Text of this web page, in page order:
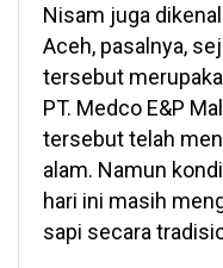
Nisam juga
Aceh, pasalnya,
tersebut
PT. Medco E&P
tersebut telah
alam. Namun
hari ini masih
sapi secara